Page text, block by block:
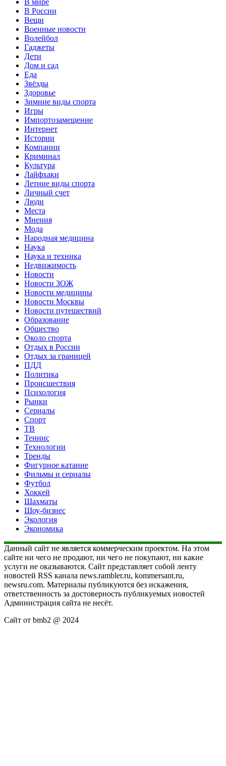
В России
Вещи
Военные новости
Волейбол
Гаджеты
Дети
Дом и сад
Еда
Звёзды
Здоровье
Зимние виды спорта
Игры
Импортозамещение
Интернет
Истории
Компании
Криминал
Культура
Лайфхаки
Летние виды спорта
Личный счет
Люди
Места
Мнения
Мода
Народная медицина
Наука
Наука и техника
Недвижимость
Новости
Новости ЗОЖ
Новости медицины
Новости Москвы
Новости путешествий
Образование
Общество
Около спорта
Отдых в России
Отдых за границей
ПДД
Политика
Происшествия
Психология
Рынки
Сериалы
Спорт
ТВ
Теннис
Технологии
Тренды
Фигурное катание
Фильмы и сериалы
Футбол
Хоккей
Шахматы
Шоу-бизнес
Экология
Экономика
Данный сайт не является коммерческим проектом. На этом
сайте ни чего не продают, ни чего не покупают, ни какие
услуги не оказываются. Сайт представляет собой ленту
новостей RSS канала news.rambler.ru, kommersant.ru,
newsru.com. Материалы публикуются без искажения,
ответственность за достоверность публикуемых новостей
Администрация сайта не несёт.
Сайт от bmb2 @ 2024